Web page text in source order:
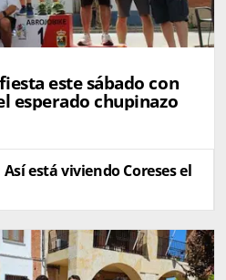
este sábado con
esperado chupinazo
está viviendo Coreses el